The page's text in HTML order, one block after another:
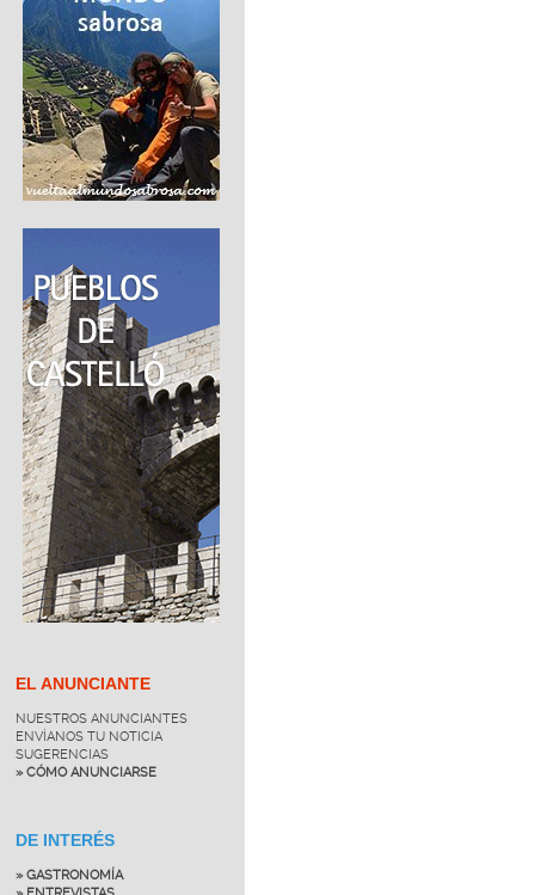
EL ANUNCIANTE
NUESTROS ANUNCIANTES
ENVÍANOS TU NOTICIA
SUGERENCIAS
» CÓMO ANUNCIARSE
DE INTERÉS
» GASTRONOMÍA